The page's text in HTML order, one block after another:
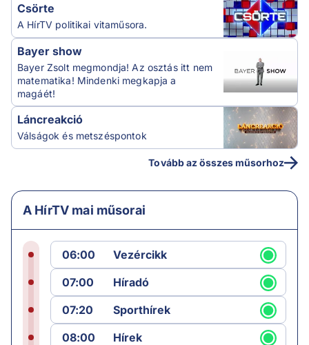
Csörte
A HírTV politikai vitaműsora.
Bayer show
Bayer Zsolt megmondja! Az osztás itt nem
matematika! Mindenki megkapja a
magáét!
Láncreakció
Válságok és metszéspontok
Tovább az összes műsorhoz
A HírTV mai műsorai
06:00
Vezércikk
07:00
Híradó
07:20
Sporthírek
08:00
Hírek